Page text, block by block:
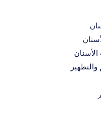
والتطهير